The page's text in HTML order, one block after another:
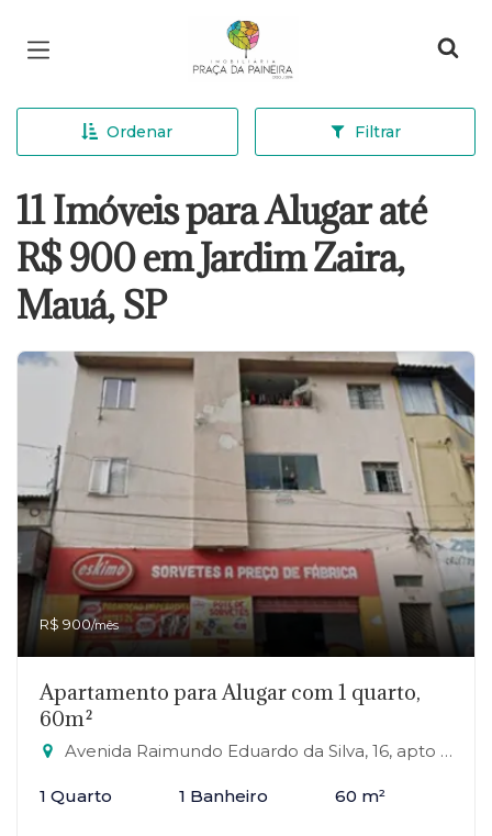
Página inicial
Ordenar Filtrar
11 Imóveis para Alugar até
R$ 900 em Jardim Zaira,
Mauá, SP
R$ 900/mês
Apartamento para Alugar com 1 quarto,
60m²
Avenida Raimundo Eduardo da Silva, 16, apto 23 - Jardim Zaira, Mauá-SP
1 Quarto 1 Banheiro 60 m²